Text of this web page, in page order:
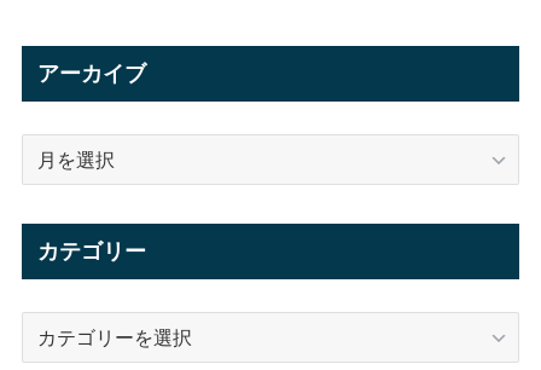
アーカイブ
カテゴリー